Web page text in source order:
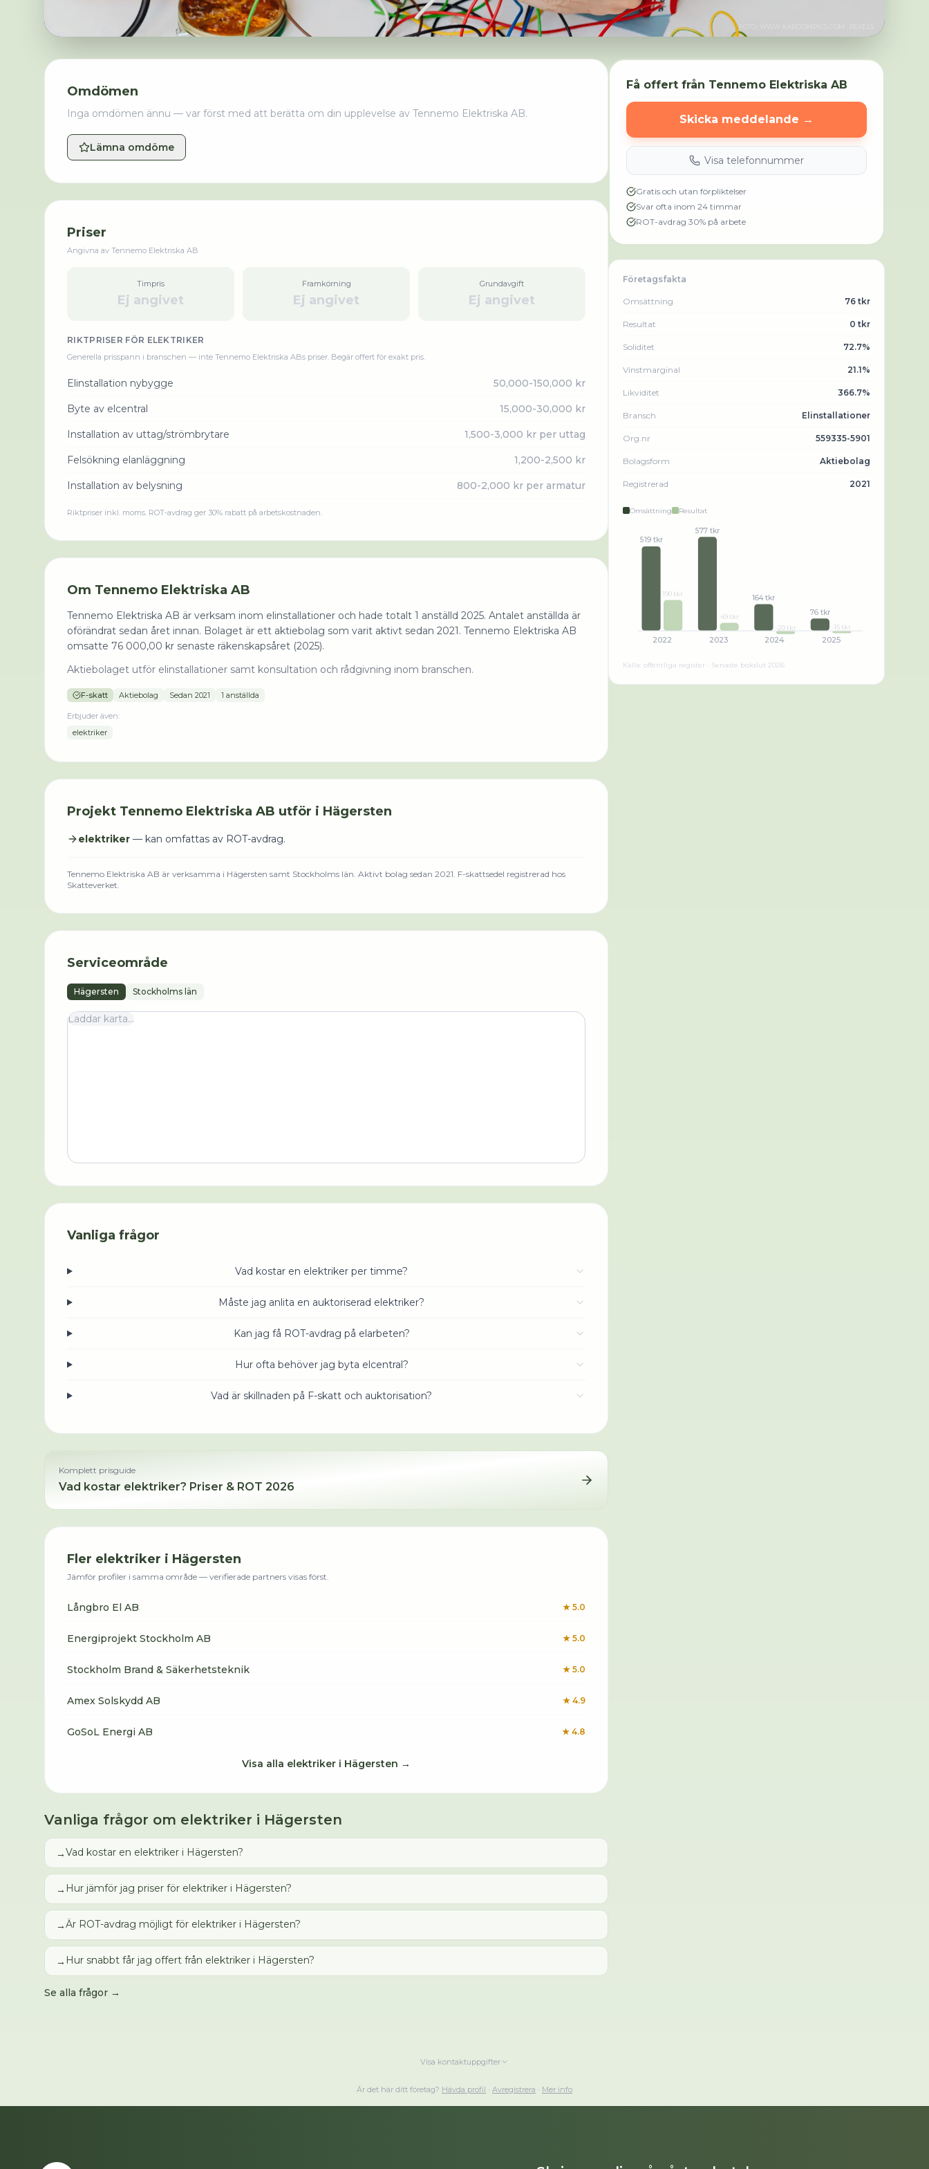
Omdömen
Inga omdömen ännu — var först med att berätta om din upplevelse av Tennemo Elektriska AB.
Lämna omdöme
Priser
Angivna av Tennemo Elektriska AB
Timpris
Ej angivet
Framkörning
Ej angivet
Grundavgift
Ej angivet
RIKTPRISER FÖR ELEKTRIKER
Generella prisspann i branschen — inte Tennemo Elektriska ABs priser. Begär offert för exakt pris.
Elinstallation nybygge 50,000-150,000 kr
Byte av elcentral 15,000-30,000 kr
Installation av uttag/strömbrytare 1,500-3,000 kr per uttag
Felsökning elanläggning 1,200-2,500 kr
Installation av belysning 800-2,000 kr per armatur
Riktpriser inkl. moms. ROT-avdrag ger 30% rabatt på arbetskostnaden.
Om Tennemo Elektriska AB
Tennemo Elektriska AB är verksam inom elinstallationer och hade totalt 1 anställd 2025. Antalet anställda är
oförändrat sedan året innan. Bolaget är ett aktiebolag som varit aktivt sedan 2021. Tennemo Elektriska AB
omsatte 76 000,00 kr senaste räkenskapsåret (2025).
Aktiebolaget utför elinstallationer samt konsultation och rådgivning inom branschen.
F-skatt Aktiebolag Sedan 2021 1 anställda
Erbjuder även:
elektriker
Projekt Tennemo Elektriska AB utför i Hägersten
elektriker — kan omfattas av ROT-avdrag.
Tennemo Elektriska AB är verksamma i Hägersten samt Stockholms län. Aktivt bolag sedan 2021. F-skattsedel registrerad hos
Skatteverket.
Serviceområde
Hägersten Stockholms län
Laddar karta...
Vanliga frågor
Vad kostar en elektriker per timme?
Måste jag anlita en auktoriserad elektriker?
Kan jag få ROT-avdrag på elarbeten?
Hur ofta behöver jag byta elcentral?
Vad är skillnaden på F-skatt och auktorisation?
Komplett prisguide
Vad kostar elektriker? Priser & ROT 2026
Fler elektriker i Hägersten
Jämför profiler i samma område — verifierade partners visas först.
Långbro El AB ★ 5.0
Energiprojekt Stockholm AB ★ 5.0
Stockholm Brand & Säkerhetsteknik ★ 5.0
Amex Solskydd AB ★ 4.9
GoSoL Energi AB ★ 4.8
Visa alla elektriker i Hägersten →
Vanliga frågor om elektriker i Hägersten
→Vad kostar en elektriker i Hägersten?
→ Hur jämför jag priser för elektriker i Hägersten?
→Är ROT-avdrag möjligt för elektriker i Hägersten?
→ Hur snabbt får jag offert från elektriker i Hägersten?
Se alla frågor →
Få offert från Tennemo Elektriska AB
Skicka meddelande →
Visa telefonnummer
Gratis och utan förpliktelser
Svar ofta inom 24 timmar
ROT-avdrag 30% på arbete
Företagsfakta
Omsättning 76 tkr
Resultat 0 tkr
Soliditet 72.7%
Vinstmarginal 21.1%
Likviditet 366.7%
Bransch Elinstallationer
Org.nr 559335-5901
Bolagsform Aktiebolag
Registrerad 2021
Omsättning Resultat
519 tkr
190 tkr
2022
577 tkr
49 tkr
2023
164 tkr
-20 tkr
2024
76 tkr
-15 tkr
2025
Källa: offentliga register · Senaste bokslut 2026
Visa kontaktuppgifter
Är det här ditt företag? Hävda profil · Avregistrera · Mer info